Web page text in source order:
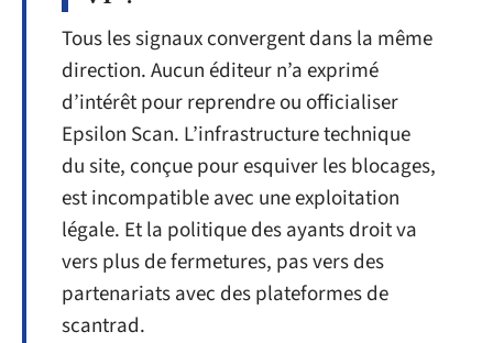
Tous les signaux convergent dans la même
direction. Aucun éditeur n’a exprimé
d’intérêt pour reprendre ou officialiser
Epsilon Scan. L’infrastructure technique
du site, conçue pour esquiver les blocages,
est incompatible avec une exploitation
légale. Et la politique des ayants droit va
vers plus de fermetures, pas vers des
partenariats avec des plateformes de
scantrad.